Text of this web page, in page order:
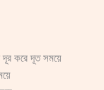
করে দূত সময়ে